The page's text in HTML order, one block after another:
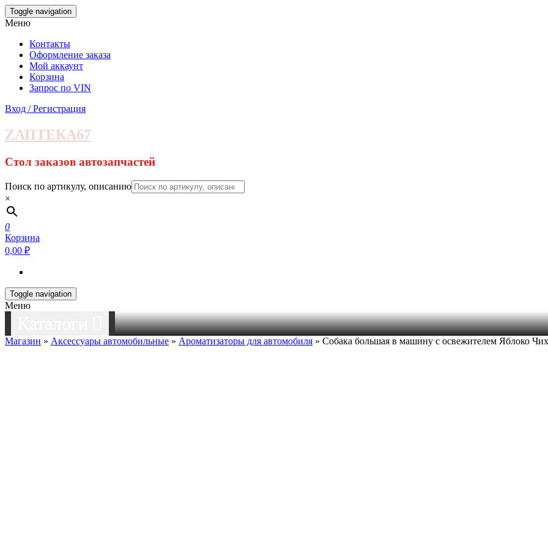
Skip
to
content
Toggle navigation
Меню
Контакты
Оформление заказа
Мой аккаунт
Корзина
Запрос по VIN
Вход / Регистрация
ZАПТЕКА67
Стол заказов автозапчастей
Поиск по артикулу, описанию
×
0
Корзина
0,00 ₽
Toggle navigation
Меню
Магазин » Аксессуары автомобильные » Ароматизаторы для автомобиля » Собака большая в машину с освежителем Яблоко